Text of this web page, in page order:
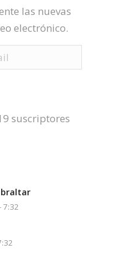
las nuevas
electrónico.
suscriptores
7:32